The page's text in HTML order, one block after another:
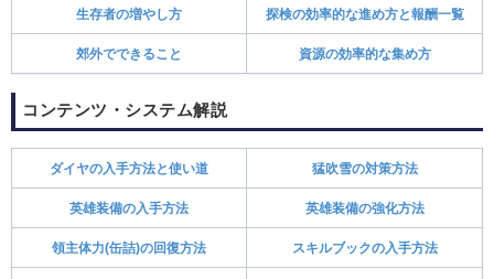
生存者の増やし方 探検の効率的な進め方と報酬一覧
郊外でできること 資源の効率的な集め方
コンテンツ・システム解説
ダイヤの入手方法と使い道 猛吹雪の対策方法
英雄装備の入手方法 英雄装備の強化方法
領主体力(缶詰)の回復方法 スキルブックの入手方法